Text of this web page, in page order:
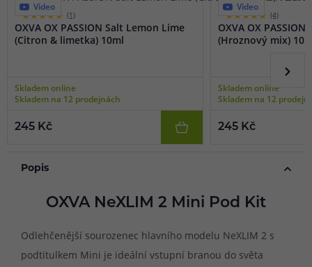
Video
(1)
OXVA OX PASSION Salt Lemon Lime
(Citron & limetka) 10ml
Skladem online
Skladem na 12 prodejnách
245 Kč
Video
(4)
OXVA OX
(Hroznový mix)
Skladem online
Skladem na 12
245 Kč
Popis
OXVA NeXLIM 2 Mini Pod Kit
Odlehčenější sourozenec hlavního modelu NeXLIM 2 s
podtitulkem Mini je ideální vstupní branou do světa